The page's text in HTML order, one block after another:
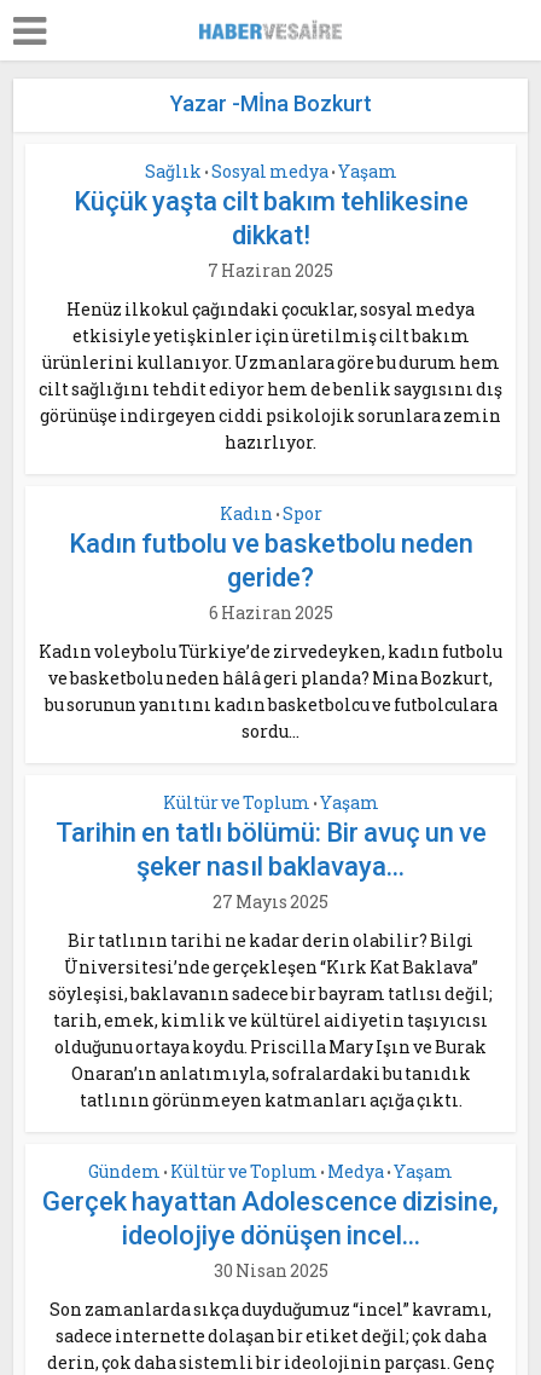
Yazar -Mİna Bozkurt
Sağlık •Sosyal medya •Yaşam
Küçük yaşta cilt bakım tehlikesine
dikkat!
7 Haziran 2025
Henüz ilkokul çağındaki çocuklar, sosyal medya
etkisiyle yetişkinler için üretilmiş cilt bakım
ürünlerini kullanıyor. Uzmanlara göre bu durum hem
cilt sağlığını tehdit ediyor hem de benlik saygısını dış
görünüşe indirgeyen ciddi psikolojik sorunlara zemin
hazırlıyor.
Kadın •Spor
Kadın futbolu ve basketbolu neden
geride?
6 Haziran 2025
Kadın voleybolu Türkiye’de zirvedeyken, kadın futbolu
ve basketbolu neden hâlâ geri planda? Mina Bozkurt,
bu sorunun yanıtını kadın basketbolcu ve futbolculara
sordu...
Kültür ve Toplum •Yaşam
Tarihin en tatlı bölümü: Bir avuç un ve
şeker nasıl baklavaya...
27 Mayıs 2025
Bir tatlının tarihi ne kadar derin olabilir? Bilgi
Üniversitesi’nde gerçekleşen “Kırk Kat Baklava”
söyleşisi, baklavanın sadece bir bayram tatlısı değil;
tarih, emek, kimlik ve kültürel aidiyetin taşıyıcısı
olduğunu ortaya koydu. Priscilla Mary Işın ve Burak
Onaran’ın anlatımıyla, sofralardaki bu tanıdık
tatlının görünmeyen katmanları açığa çıktı.
Gündem • Kültür ve Toplum • Medya•Yaşam
Gerçek hayattan Adolescence dizisine,
ideolojiye dönüşen incel...
30 Nisan 2025
Son zamanlarda sıkça duyduğumuz “incel” kavramı,
sadece internette dolaşan bir etiket değil; çok daha
derin, çok daha sistemli bir ideolojinin parçası. Genç